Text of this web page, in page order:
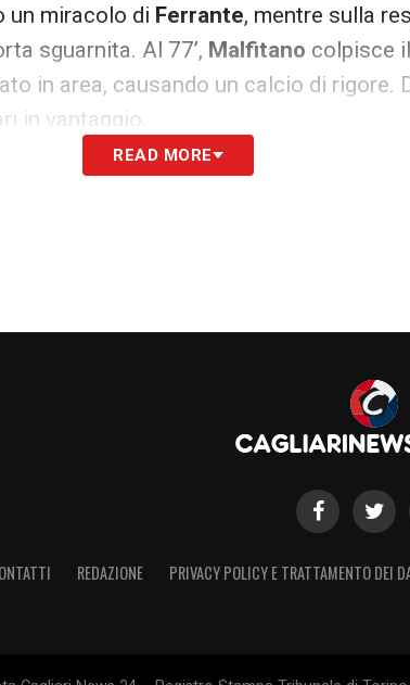
un miracolo di Ferrante, mentre sulla
sguarnita. Al 77’, Malfitano colpisce
in area, causando un calcio di rigore.
in vantaggio.
86 il Napoli pareggia grazie a
della difesa rossoblù e anticipa
create ma non finalizzate. La squadra
READ MORE
REDAZIONE PRIVACY POLICY E TRATTAMENTO DEI